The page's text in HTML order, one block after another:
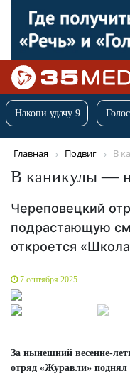
Накопи удачу 9
Главная Подвиг В
В каникулы —
Череповецкий
подрастающую
откроется
7 сентября 2025
За нынешний весенне-
отряд «Журавли» поднял